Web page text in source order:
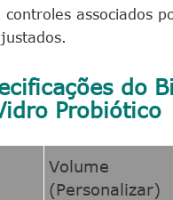
controles associados
do
Probiótico
Volume
(Personalizar)